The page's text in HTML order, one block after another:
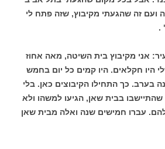
ועם זה שהגעתי מקיבוץ, שזה פתח לי
.
אני מקיבוץ בית השיטה, מאה אחוז
היו חקלאים. היו קמים כל יום בחמש
בערב. כך התחילו הקיבוצים כאן. בלי
בבית שאן, הגיעו למשהו ולא
עברו חמישים שנה ואלה מבית שאן